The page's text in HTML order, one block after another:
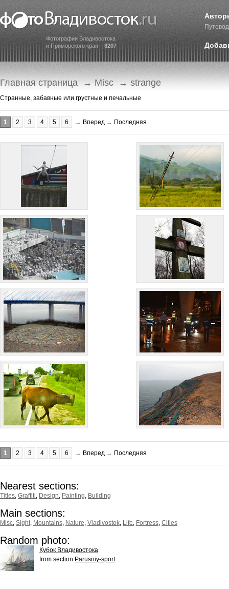
Фотографии Владивостока
и Приморского края – 8207
Главная страница → Misc → strange
Странные, забавные или грустные и печальные
1 2 3 4 5 6 → Вперед → Последняя
1 2 3 4 5 6 → Вперед → Последняя
Nearest sections:
Titles, Graffiti, Design, Painting, Building
Main sections:
Misc, Sight, Mountains, Nature, Vladivostok, Life, Fortress, Cities
Random photo:
Кубок Владивостока
from section Parusniy-sport